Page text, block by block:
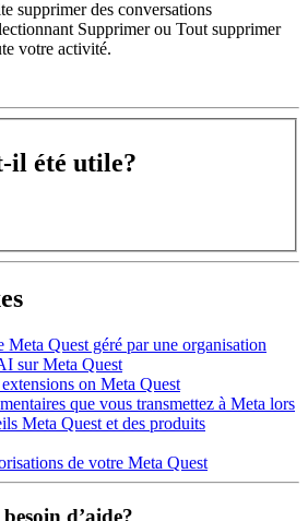
supprimer des conversations
Supprimerou Tout supprimer
votre activité.
il été utile?
Quest géré par une organisation
sur Meta Quest
on Meta Quest
que vous transmettez à Meta lors
Meta Quest et des produits
de votre Meta Quest
d’aide?